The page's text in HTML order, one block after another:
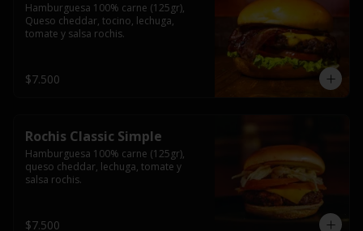
Hamburguesa 100% carne (125gr),
Queso cheddar, tocino, lechuga,
tomate y salsa rochis.
$7.500
Rochis Classic Simple
Hamburguesa 100% carne (125gr),
queso cheddar, lechuga, tomate y
salsa rochis.
$7.500